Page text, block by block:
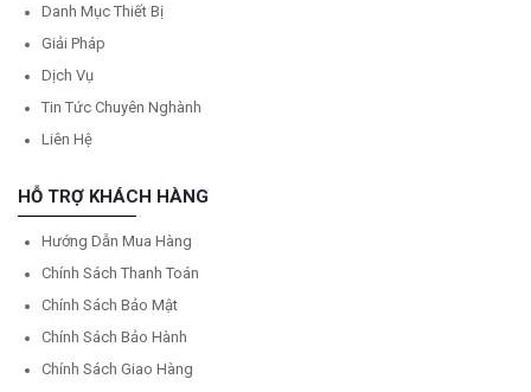
Danh Mục Thiết Bị
Giải Pháp
Dịch Vụ
Tin Tức Chuyên Nghành
Liên Hệ
HỖ TRỢ KHÁCH HÀNG
Hướng Dẫn Mua Hàng
Chính Sách Thanh Toán
Chính Sách Bảo Mật
Chính Sách Bảo Hành
Chính Sách Giao Hàng